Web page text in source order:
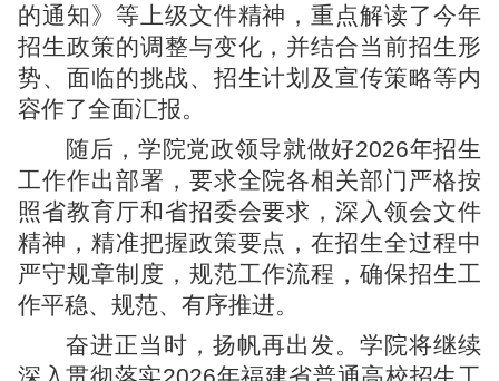
的通知》等上级文件精神，重点解读了今年
招生政策的调整与变化，并结合当前招生形
势、面临的挑战、招生计划及宣传策略等内
容作了全面汇报。
随后，学院党政领导就做好2026年招生
工作作出部署，要求全院各相关部门严格按
照省教育厅和省招委会要求，深入领会文件
精神，精准把握政策要点，在招生全过程中
严守规章制度，规范工作流程，确保招生工
作平稳、规范、有序推进。
奋进正当时，扬帆再出发。学院将继续
深入贯彻落实2026年福建省普通高校招生工